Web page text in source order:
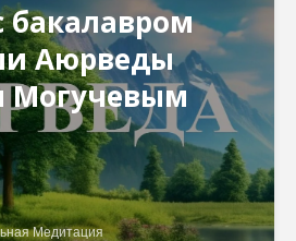
бакалавром
Аюрведы
Могучевым
Медитация